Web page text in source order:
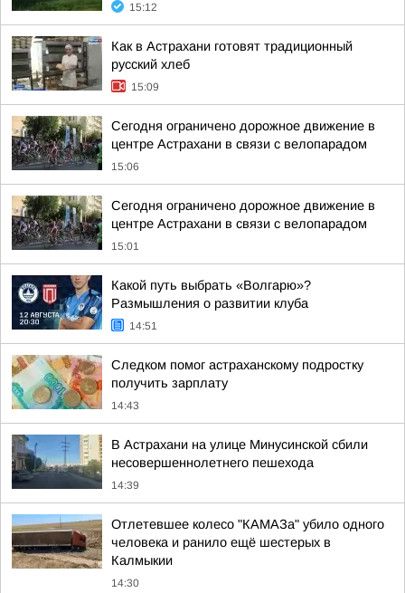
15:12
Как в Астрахани готовят традиционный
русский хлеб
15:09
Сегодня ограничено дорожное движение в
центре Астрахани в связи с велопарадом
15:06
Сегодня ограничено дорожное движение в
центре Астрахани в связи с велопарадом
15:01
Какой путь выбрать «Волгарю»?
Размышления о развитии клуба
14:51
Следком помог астраханскому подростку
получить зарплату
14:43
В Астрахани на улице Минусинской сбили
несовершеннолетнего пешехода
14:39
Отлетевшее колесо "КАМАЗа" убило одного
человека и ранило ещё шестерых в
Калмыкии
14:30